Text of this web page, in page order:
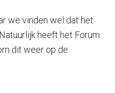
we vinden wel dat het
heeft het Forum
dit weer op de